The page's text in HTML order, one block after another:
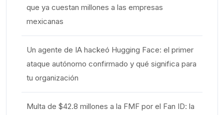
que ya cuestan millones a las empresas
mexicanas
Un agente de IA hackeó Hugging Face: el primer
ataque autónomo confirmado y qué significa para
tu organización
Multa de $42.8 millones a la FMF por el Fan ID: la